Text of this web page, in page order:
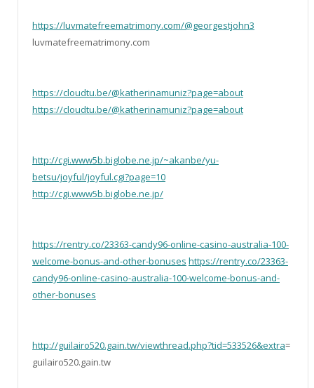
https://luvmatefreematrimony.com/@georgestjohn3
luvmatefreematrimony.com
https://cloudtu.be/@katherinamuniz?page=about
https://cloudtu.be/@katherinamuniz?page=about
http://cgi.www5b.biglobe.ne.jp/~akanbe/yu-
betsu/joyful/joyful.cgi?page=10
http://cgi.www5b.biglobe.ne.jp/
https://rentry.co/23363-candy96-online-casino-australia-100-
welcome-bonus-and-other-bonuses https://rentry.co/23363-
candy96-online-casino-australia-100-welcome-bonus-and-
other-bonuses
http://guilairo520.gain.tw/viewthread.php?tid=533526&extra=
guilairo520.gain.tw